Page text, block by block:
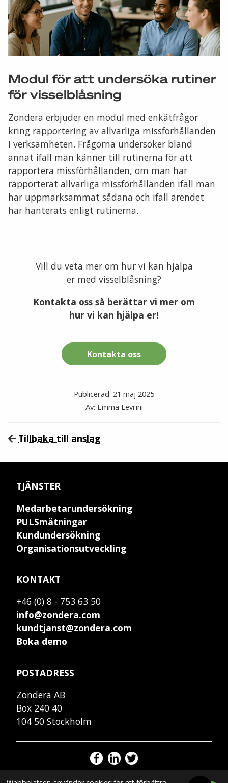
Modul för att undersöka rutiner
för visselblåsning
Zondera erbjuder en modul med enkätfrågor
kring rapportering av allvarliga missförhållanden
i verksamheten. Frågorna undersöker bland
annat ifall man känner till rutinerna för att
rapportera missförhållanden, om man har
rapporterat allvarliga missförhållanden ifall man
har uppmärksammat sådana och ifall ärendet
har hanterats enligt rutinerna.
Vill du veta mer om hur vi kan hjälpa
er med visselblåsning?
Kontakta oss så berättar vi mer om
hur vi kan hjälpa er!
Kontakta oss
Publicerad: 21 maj 2025
Av: Emma Levrini
Tillbaka till anslag
TJÄNSTER
Medarbetarundersökning
PULSmätningar
Kundundersökning
Organisationsutveckling
KONTAKT
+46 (0) 8 - 753 63 50
info@zondera.com
kundtjanst@zondera.com
Boka demo
POSTADRESS
Zondera AB
Box 240 40
104 50 Stockholm